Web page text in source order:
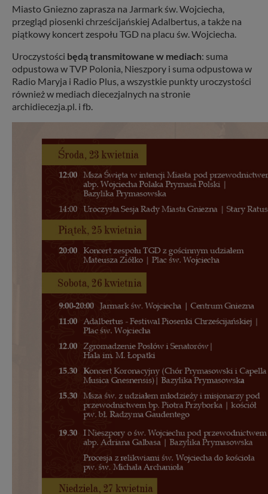
Miasto Gniezno zaprasza na Jarmark św. Wojciecha,
przegląd piosenki chrześcijańskiej Adalbertus, a także na
piątkowy koncert zespołu TGD na placu św. Wojciecha.
Uroczystości będą transmitowane w mediach: suma
odpustowa w TVP Polonia, Nieszpory i suma odpustowa w
Radio Maryja i Radio Plus, a wszystkie punkty uroczystości
również w mediach diecezjalnych na stronie
archidiecezja.pl. i fb.